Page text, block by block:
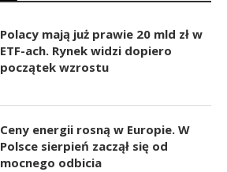
Polacy mają już prawie 20 mld zł w
ETF-ach. Rynek widzi dopiero
początek wzrostu
Ceny energii rosną w Europie. W
Polsce sierpień zaczął się od
mocnego odbicia